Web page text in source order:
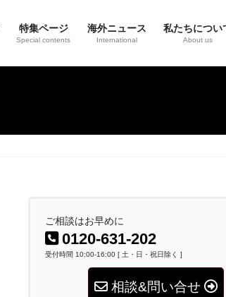
特集ページ
Special contents
海外ニュース
International
私たちについ
About us
ご相談はお早めに
0120-631-202
受付時間 10:00-16:00 [ 土・日・祝日除く ]
相談&問い合せ